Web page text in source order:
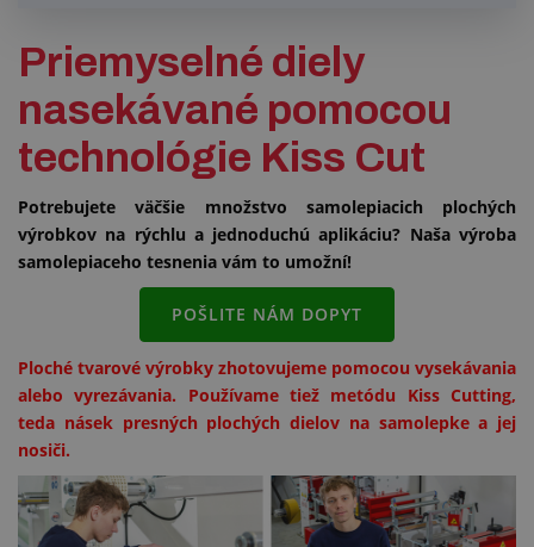
Priemyselné diely
nasekávané pomocou
technológie Kiss Cut
Potrebujete väčšie množstvo samolepiacich plochých
výrobkov na rýchlu a jednoduchú aplikáciu? Naša výroba
samolepiaceho tesnenia vám to umožní!
POŠLITE NÁM DOPYT
Ploché tvarové výrobky zhotovujeme pomocou vysekávania
alebo vyrezávania. Používame tiež metódu Kiss Cutting,
teda násek presných plochých dielov na samolepke a jej
nosiči.